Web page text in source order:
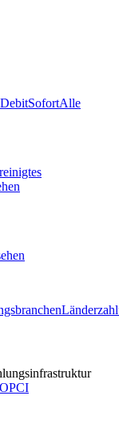
SofortAlle
PCI